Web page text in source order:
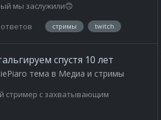
мы заслужили🙃
стримы twitch
спустя 10 лет
тема в Медиа и стримы
стример с захватывающим